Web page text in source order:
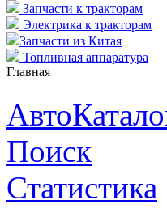
Запчасти к тракторам
Электрика к тракторам
Запчасти из Китая
Топливная аппаратура
Главная
Поиск
Статистика